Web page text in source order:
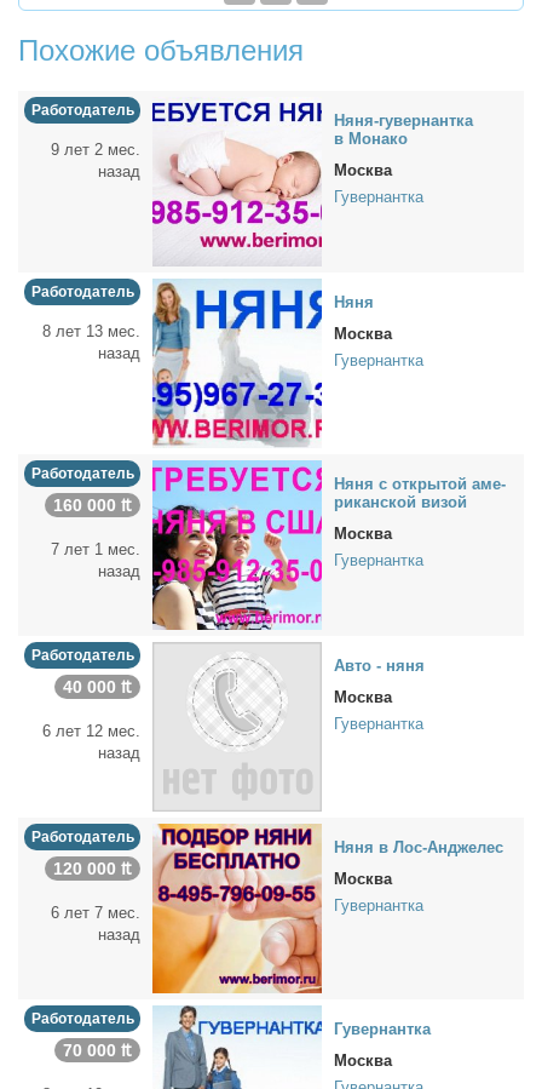
Похожие объявления
Работодатель
9 лет 2 мес.
назад
Ня­ня-гу­вер­нант­ка
в Мо­на­ко
Москва
Гувернантка
Работодатель
8 лет 13 мес.
назад
Ня­ня
Москва
Гувернантка
Работодатель
160 000 ₶
7 лет 1 мес.
назад
Ня­ня с от­кры­той аме­
ри­кан­ской ви­зой
Москва
Гувернантка
Работодатель
40 000 ₶
6 лет 12 мес.
назад
Ав­то - ня­ня
Москва
Гувернантка
Работодатель
120 000 ₶
6 лет 7 мес.
назад
Ня­ня в Лос-Ан­дже­лес
Москва
Гувернантка
Работодатель
70 000 ₶
Гу­вер­нант­ка
Москва